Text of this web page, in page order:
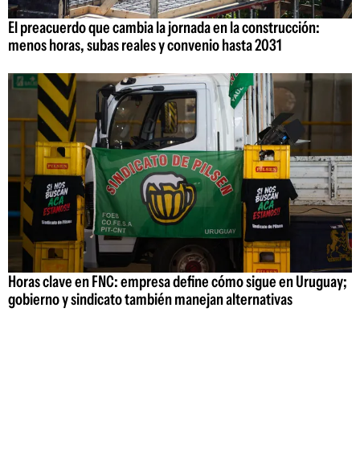
El preacuerdo que cambia la jornada en la construcción:
menos horas, subas reales y convenio hasta 2031
Horas clave en FNC: empresa define cómo sigue en Uruguay;
gobierno y sindicato también manejan alternativas